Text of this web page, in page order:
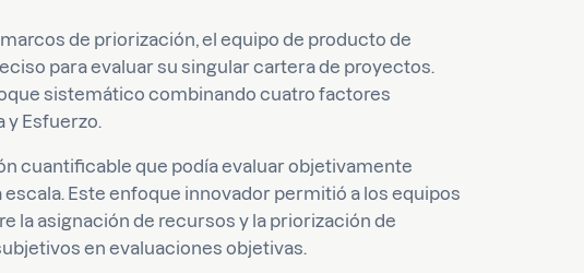
de priorización, el equipo de producto de
para evaluar su singular cartera de proyectos.
sistemático combinando cuatro factores
y Esfuerzo.
cuantificable que podía evaluar objetivamente
Este enfoque innovador permitió a los equipos
la asignación de recursos y la priorización de
en evaluaciones objetivas.